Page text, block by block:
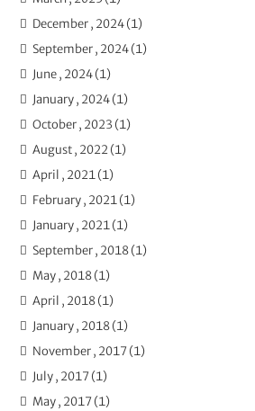
December , 2024 (1)
September , 2024 (1)
June , 2024 (1)
January , 2024 (1)
October , 2023 (1)
August , 2022 (1)
April , 2021 (1)
February , 2021 (1)
January , 2021 (1)
September , 2018 (1)
May , 2018 (1)
April , 2018 (1)
January , 2018 (1)
November , 2017 (1)
July , 2017 (1)
May , 2017 (1)